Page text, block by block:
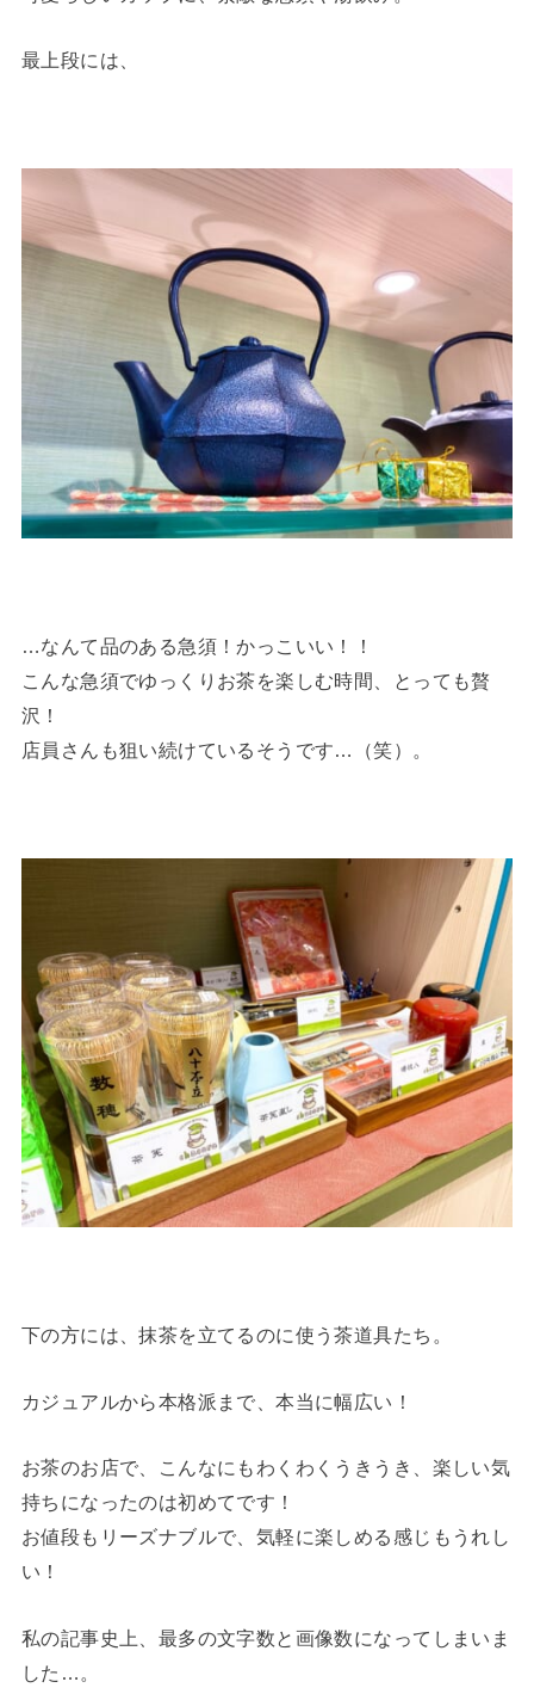
最上段には、
…なんて品のある急須！かっこいい！！
こんな急須でゆっくりお茶を楽しむ時間、とっても贅
沢！
店員さんも狙い続けているそうです…（笑）。
下の方には、抹茶を立てるのに使う茶道具たち。
カジュアルから本格派まで、本当に幅広い！
お茶のお店で、こんなにもわくわくうきうき、楽しい気
持ちになったのは初めてです！
お値段もリーズナブルで、気軽に楽しめる感じもうれし
い！
私の記事史上、最多の文字数と画像数になってしまいま
した…。